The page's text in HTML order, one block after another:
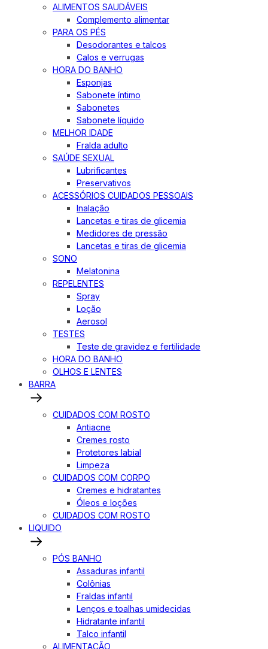
ALIMENTOS SAUDÁVEIS
Complemento alimentar
PARA OS PÉS
Desodorantes e talcos
Calos e verrugas
HORA DO BANHO
Esponjas
Sabonete íntimo
Sabonetes
Sabonete líquido
MELHOR IDADE
Fralda adulto
SAÚDE SEXUAL
Lubrificantes
Preservativos
ACESSÓRIOS CUIDADOS PESSOAIS
Inalação
Lancetas e tiras de glicemia
Medidores de pressão
Lancetas e tiras de glicemia
SONO
Melatonina
REPELENTES
Spray
Loção
Aerosol
TESTES
Teste de gravidez e fertilidade
HORA DO BANHO
OLHOS E LENTES
BARRA
CUIDADOS COM ROSTO
Antiacne
Cremes rosto
Protetores labial
Limpeza
CUIDADOS COM CORPO
Cremes e hidratantes
Óleos e loções
CUIDADOS COM ROSTO
LIQUIDO
PÓS BANHO
Assaduras infantil
Colônias
Fraldas infantil
Lenços e toalhas umidecidas
Hidratante infantil
Talco infantil
ALIMENTAÇÃO